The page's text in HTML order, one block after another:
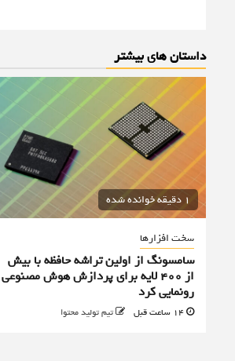
داستان های بیشتر
1 دقیقه خوانده شده
سخت افزارها
سامسونگ از اولین تراشه حافظه با بیش
از ۴۰۰ لایه برای پردازش هوش مصنوعی
رونمایی کرد
تیم تولید محتوا